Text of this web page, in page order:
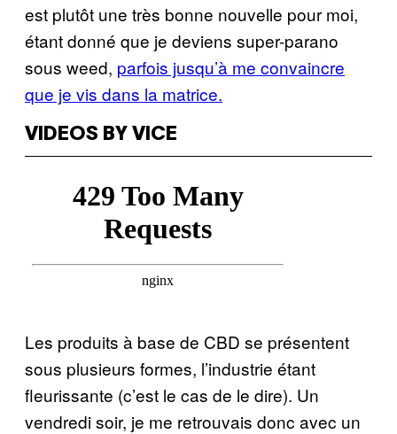
est plutôt une très bonne nouvelle pour moi,
étant donné que je deviens super-parano
sous weed, parfois jusqu’à me convaincre
que je vis dans la matrice.
VIDEOS BY VICE
Les produits à base de CBD se présentent
sous plusieurs formes, l’industrie étant
fleurissante (c’est le cas de le dire). Un
vendredi soir, je me retrouvais donc avec un